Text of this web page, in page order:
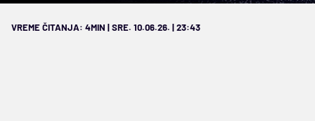
VREME ČITANJA: 4MIN | SRE. 10.06.26. | 23:43